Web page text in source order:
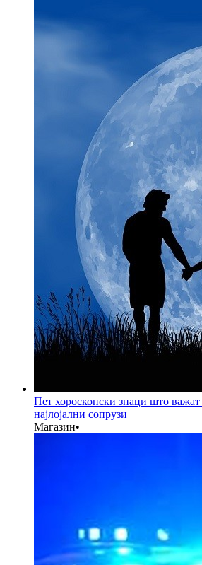
Пет хороскопски знаци што
најлојални сопрузи
Магазин•